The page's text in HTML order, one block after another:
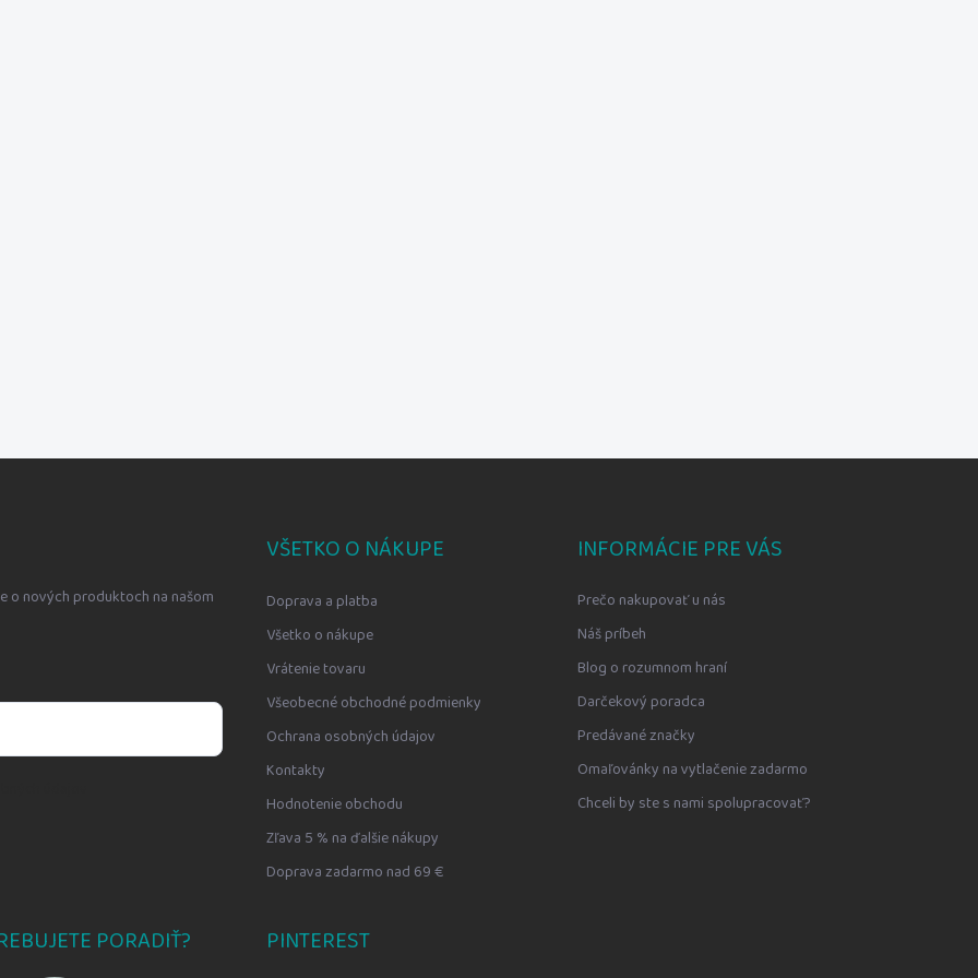
o nových produktoch na našom
VŠETKO O NÁKUPE
Doprava a platba
Všetko o nákupe
Vrátenie tovaru
Všeobecné obchodné podmienky
Ochrana osobných údajov
Kontakty
Hodnotenie obchodu
Zľava 5 % na ďalšie nákupy
Doprava zadarmo nad 69 €
INFORMÁCIE PRE VÁS
Prečo nakupovať u nás
Náš príbeh
Blog o rozumnom hraní
Darčekový poradca
Predávané značky
Omaľovánky na vytlačenie zadarmo
Chceli by ste s nami spolupracovať?
PORADIŤ? PINTEREST